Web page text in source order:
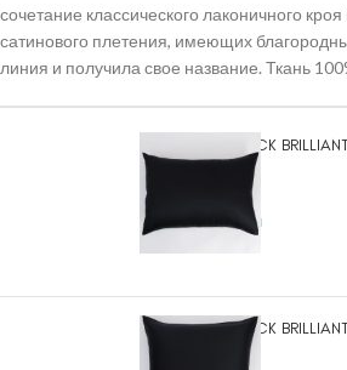
сочетание классического лаконичного
сатинового плетения, имеющих
линия и получила свое название. Ткань
Наволочки BLACK
4.270
6 в наличии
Наволочки BLACK